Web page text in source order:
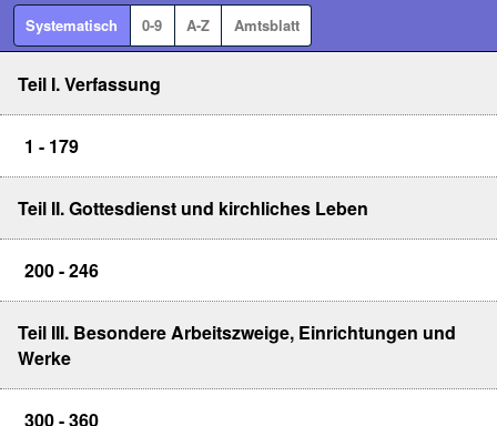
Systematisch 0-9 A-Z Amtsblatt
Teil I. Verfassung
1 - 179
Teil II. Gottesdienst und kirchliches Leben
200 - 246
Teil III. Besondere Arbeitszweige, Einrichtungen und
Werke
300 - 360